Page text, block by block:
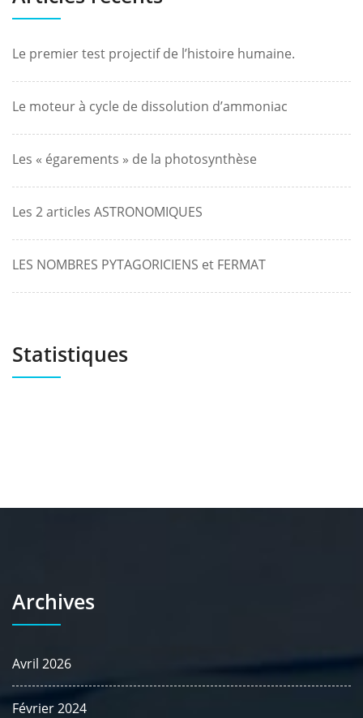
Le premier test projectif de l’histoire humaine.
Le moteur à cycle de dissolution d’ammoniac
Les « égarements » de la photosynthèse
Les 2 articles ASTRONOMIQUES
LES NOMBRES PYTAGORICIENS et FERMAT
Statistiques
Archives
Avril 2026
Février 2024